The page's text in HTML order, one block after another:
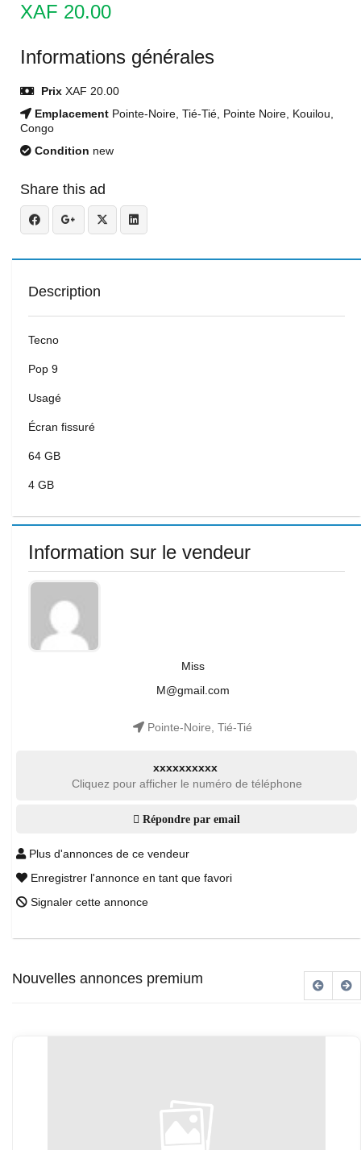
XAF 20.00
Informations générales
Prix XAF 20.00
Emplacement Pointe-Noire, Tié-Tié, Pointe Noire, Kouilou,
Congo
Condition new
Share this ad
Description
Tecno
Pop 9
Usagé
Écran fissuré
64 GB
4 GB
Information sur le vendeur
Miss
M@gmail.com
Pointe-Noire, Tié-Tié
xxxxxxxxxx
Cliquez pour afficher le numéro de téléphone
Répondre par email
Plus d'annonces de ce vendeur
Enregistrer l'annonce en tant que favori
Signaler cette annonce
Nouvelles annonces premium